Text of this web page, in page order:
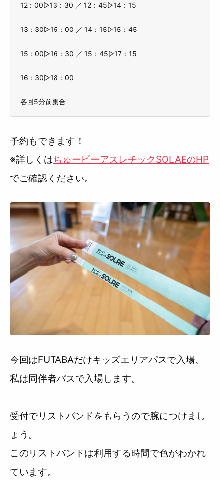
12：00▷13：30 ／ 12：45▷14：15
13：30▷15：00 ／ 14：15▷15：45
15：00▷16：30 ／ 15：45▷17：15
16：30▷18：00
各回5分前集合
予約もできます！
※詳しくはちゅーピーアスレチックSOLAEのHP
でご確認ください。
今回はFUTABAだけキッズエリアパスで入場、
私は同伴者パスで入場します。
受付でリストバンドをもらうので腕につけまし
ょう。
このリストバンドは利用する時間で色がわかれ
ています。